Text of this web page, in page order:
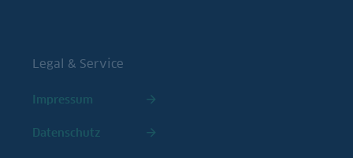
Legal & Service
Impressum
Datenschutz